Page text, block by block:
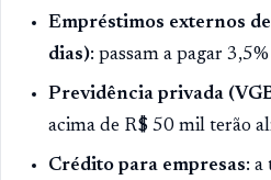
Empréstimos externos
dias): passam a pagar
Previdência privada
acima de R$ 50 mil terão
Crédito para empresas: a